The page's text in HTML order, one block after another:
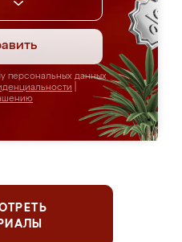
персональных данных